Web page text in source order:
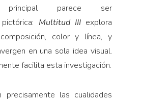
principal parece ser
Multitud III explora
color y línea, y
en una sola idea visual.
facilita esta investigación.
precisamente las cualidades